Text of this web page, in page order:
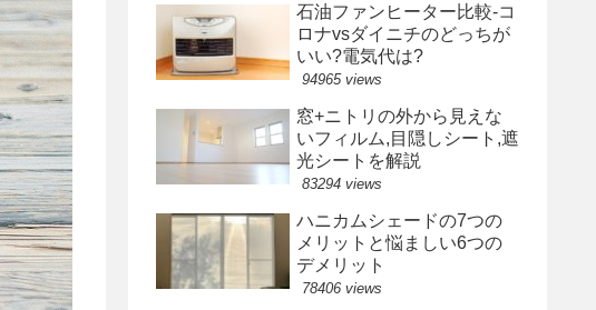
石油ファンヒーター比較-コ
ロナvsダイニチのどっちが
いい?電気代は?
94965 views
窓+ニトリの外から見えな
いフィルム,目隠しシート,遮
光シートを解説
83294 views
ハニカムシェードの7つの
メリットと悩ましい6つの
デメリット
78406 views